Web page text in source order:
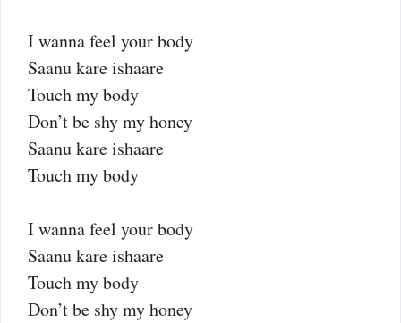
I wanna feel your body
Saanu kare ishaare
Touch my body
Don’t be shy my honey
Saanu kare ishaare
Touch my body
I wanna feel your body
Saanu kare ishaare
Touch my body
Don’t be shy my honey